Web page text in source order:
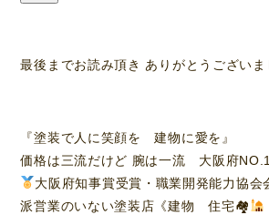
最後までお読み頂き ありがとうございま
『塗装で人に笑顔を 建物に愛を』
価格は三流だけど 腕は一流 大阪府
大阪府知事賞受賞・職業開発能力協会
派営業のいない塗装店《建物 住宅🏘